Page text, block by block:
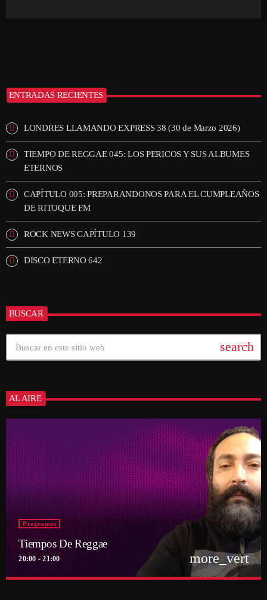
ENTRADAS RECIENTES
LONDRES LLAMANDO EXPRESS 38 (30 de Marzo 2026)
TIEMPO DE REGGAE 045: LOS PERICOS Y SUS ALBUMES
ETERNOS
CAPÍTULO 005: PREPARANDONOS PARA EL CUMPLEAÑOS
DE RITOQUE FM
ROCK NEWS CAPÍTULO 139
DISCO ETERNO 642
BUSCAR
search
AL AIRE
Programas
Tiempos De Reggae
20:00 - 21:00 more_vert